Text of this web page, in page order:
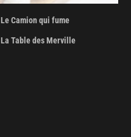
Le Camion qui fume
La Table des Merville